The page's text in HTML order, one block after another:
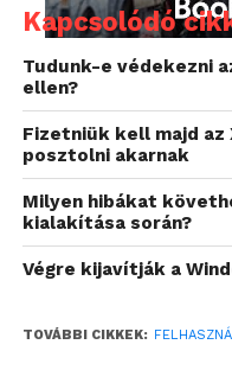
200 milliós
jelent, így
találkozott a
Kapcsolódó
Tudunk-e védekezni
ellen?
Fizetniük kell majd az
posztolni akarnak
Milyen hibákat
kialakítása során?
Végre kijavítják a
TOVÁBBI CIKKEK: